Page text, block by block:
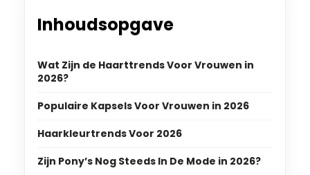
Inhoudsopgave
Wat Zijn de Haarttrends Voor Vrouwen in
2026?
Populaire Kapsels Voor Vrouwen in 2026
Haarkleurtrends Voor 2026
Zijn Pony’s Nog Steeds In De Mode in 2026?